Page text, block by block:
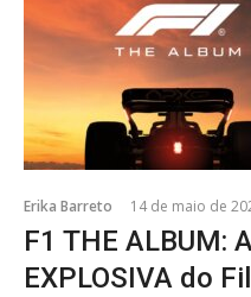
Erika Barreto 14 de maio de
F1 THE ALBUM:
EXPLOSIVA do